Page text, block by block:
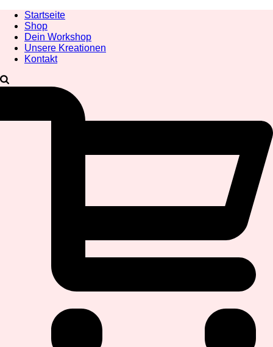
Startseite
Shop
Dein Workshop
Unsere Kreationen
Kontakt